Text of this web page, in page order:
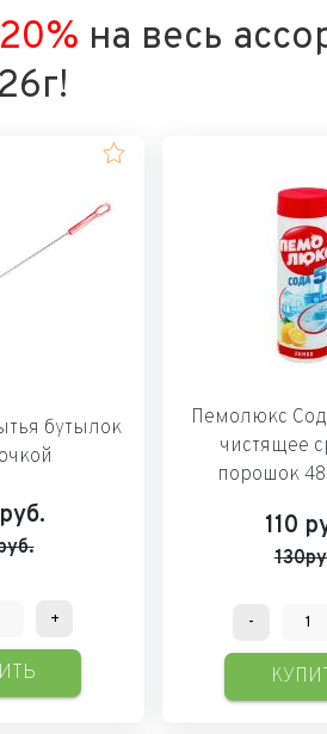
на весь
бутылок
руб.
+
Пемолюкс
чистящее
порошок
110
-